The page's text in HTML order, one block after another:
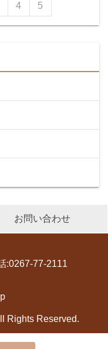
4 5
お問い合わせ
:0267-77-2111
Rights Reserved.